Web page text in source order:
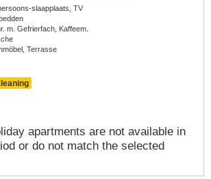
slaapplaats, TV
m. Gefrierfach, Kaffeem.
Terrasse
apartments are not available in
or do not match the selected